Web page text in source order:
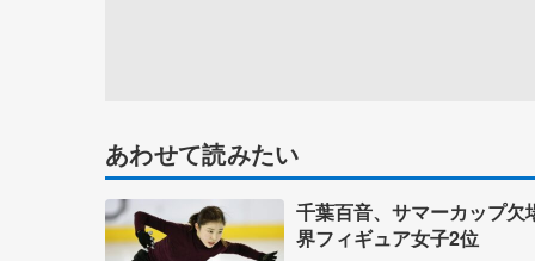
あわせて読みたい
千葉百音、サマーカップ
界フィギュア女子2位